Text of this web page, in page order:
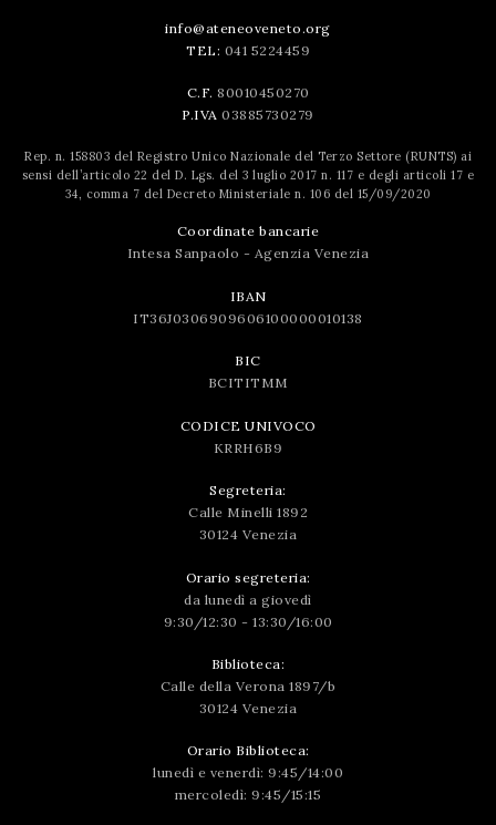
info@ateneoveneto.org
TEL: 041 5224459
C.F. 80010450270
P.IVA 03885730279
Rep. n. 158803 del Registro Unico Nazionale del Terzo Settore (RUNTS) ai
sensi dell’articolo 22 del D. Lgs. del 3 luglio 2017 n. 117 e degli articoli 17 e
34, comma 7 del Decreto Ministeriale n. 106 del 15/09/2020
Coordinate bancarie
Intesa Sanpaolo - Agenzia Venezia
IBAN
IT36J0306909606100000010138
BIC
BCITITMM
CODICE UNIVOCO
KRRH6B9
Segreteria:
Calle Minelli 1892
30124 Venezia
Orario segreteria:
da lunedì a giovedì
9:30/12:30 - 13:30/16:00
Biblioteca:
Calle della Verona 1897/b
30124 Venezia
Orario Biblioteca:
lunedì e venerdì: 9:45/14:00
mercoledì: 9:45/15:15